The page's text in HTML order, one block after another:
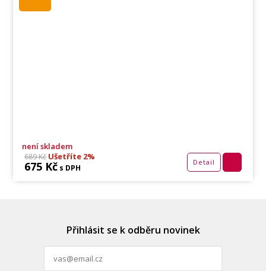
není skladem
689 KčUšetříte 2%
675 Kč s DPH
Detail
Přihlásit se k odběru novinek